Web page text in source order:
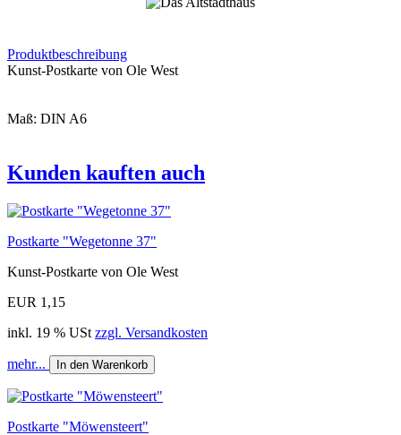
Produktbeschreibung
Kunst-Postkarte von Ole West
Maß: DIN A6
Kunden kauften auch
Postkarte "Wegetonne 37"
Kunst-Postkarte von Ole West
EUR 1,15
inkl. 19 % USt zzgl. Versandkosten
mehr... In den Warenkorb
Postkarte "Möwensteert"